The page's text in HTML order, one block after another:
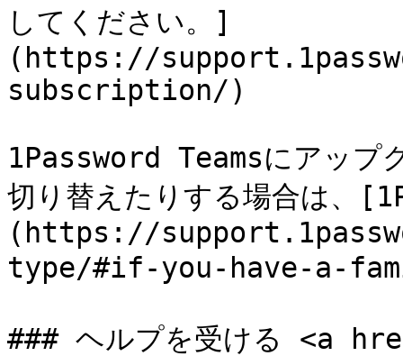
してください。]
(https://
subscription/)
1Password Teamsにアップ
切り替えたりする場合は、
(https://
type/#if-you-have-a-
### ヘルプを受ける <a